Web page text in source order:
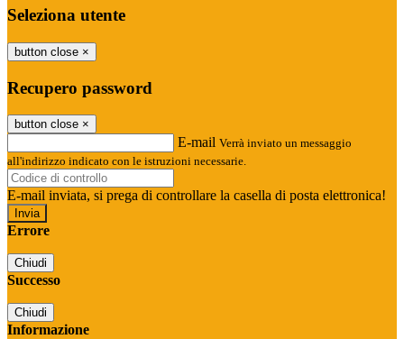
Seleziona utente
button close ×
Recupero password
button close ×
E-mail Verrà inviato un messaggio
all'indirizzo indicato con le istruzioni necessarie.
E-mail inviata, si prega di controllare la casella di posta elettronica!
Errore
Chiudi
Successo
Chiudi
Informazione